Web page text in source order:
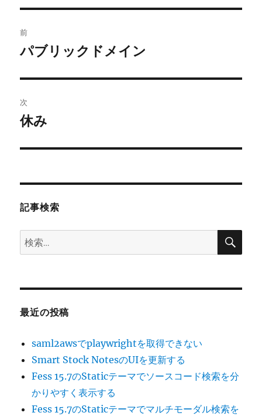
稿
ビ
ゲ
ー
前
前
投
稿:
パブリックドメイン
次
次
投
休み
記事検索
検
索:
検
最近の投稿
saml2awsでplaywrightを取得できない
Smart Stock NotesのUIを更新する
Fess 15.7のStaticテーマでソースコード検索を分
かりやすく表示する
Fess 15.7のStaticテーマでマルチモーダル検索を